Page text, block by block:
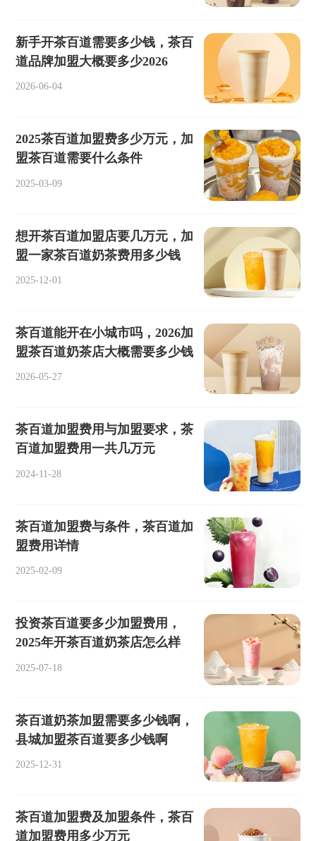
新手开茶百道需要多少钱，茶百
道品牌加盟大概要多少2026
2026-06-04
2025茶百道加盟费多少万元，加
盟茶百道需要什么条件
2025-03-09
想开茶百道加盟店要几万元，加
盟一家茶百道奶茶费用多少钱
2025-12-01
茶百道能开在小城市吗，2026加
盟茶百道奶茶店大概需要多少钱
2026-05-27
茶百道加盟费用与加盟要求，茶
百道加盟费用一共几万元
2024-11-28
茶百道加盟费与条件，茶百道加
盟费用详情
2025-02-09
投资茶百道要多少加盟费用，
2025年开茶百道奶茶店怎么样
2025-07-18
茶百道奶茶加盟需要多少钱啊，
县城加盟茶百道要多少钱啊
2025-12-31
茶百道加盟费及加盟条件，茶百
道加盟费用多少万元